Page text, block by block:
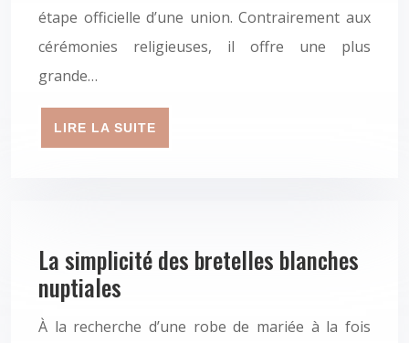
étape officielle d’une union. Contrairement aux
cérémonies religieuses, il offre une plus
grande…
LIRE LA SUITE
La simplicité des bretelles blanches
nuptiales
À la recherche d’une robe de mariée à la fois